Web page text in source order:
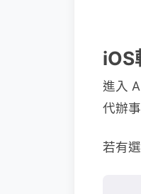
iOS
進入
代辦
若有